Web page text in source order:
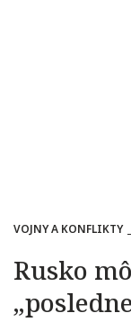
VOJNY A KONFLIKTY
Rusko